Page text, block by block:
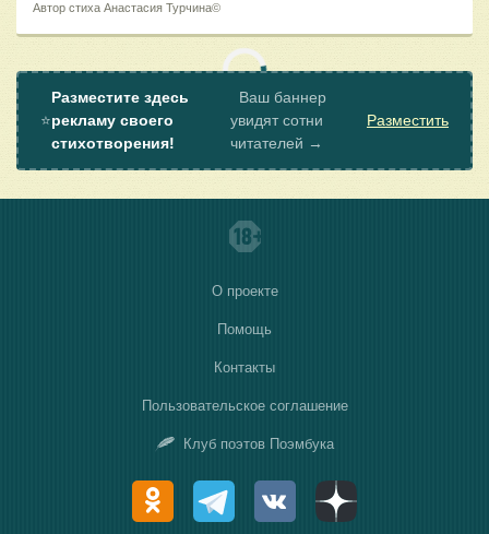
Автор стиха Анастасия Турчина©
⭐
Разместите здесь
рекламу своего
стихотворения!
Ваш баннер
увидят сотни
читателей →
Разместить
О проекте
Помощь
Контакты
Пользовательское соглашение
Клуб поэтов Поэмбука